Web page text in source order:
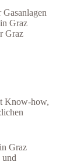
Graz
Graz
Know-how,
Graz
und